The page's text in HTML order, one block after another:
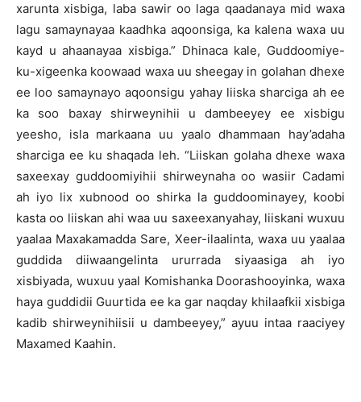
xarunta xisbiga, laba sawir oo laga qaadanaya mid waxa
lagu samaynayaa kaadhka aqoonsiga, ka kalena waxa uu
kayd u ahaanayaa xisbiga.” Dhinaca kale, Guddoomiye-
ku-xigeenka koowaad waxa uu sheegay in golahan dhexe
ee loo samaynayo aqoonsigu yahay liiska sharciga ah ee
ka soo baxay shirweynihii u dambeeyey ee xisbigu
yeesho, isla markaana uu yaalo dhammaan hay’adaha
sharciga ee ku shaqada leh. “Liiskan golaha dhexe waxa
saxeexay guddoomiyihii shirweynaha oo wasiir Cadami
ah iyo lix xubnood oo shirka la guddoominayey, koobi
kasta oo liiskan ahi waa uu saxeexanyahay, liiskani wuxuu
yaalaa Maxakamadda Sare, Xeer-ilaalinta, waxa uu yaalaa
guddida diiwaangelinta ururrada siyaasiga ah iyo
xisbiyada, wuxuu yaal Komishanka Doorashooyinka, waxa
haya guddidii Guurtida ee ka gar naqday khilaafkii xisbiga
kadib shirweynihiisii u dambeeyey,” ayuu intaa raaciyey
Maxamed Kaahin.